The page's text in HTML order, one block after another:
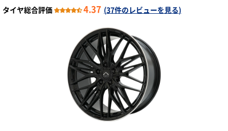
タイヤ総合評価
4.37 (37件のレビューを見る)